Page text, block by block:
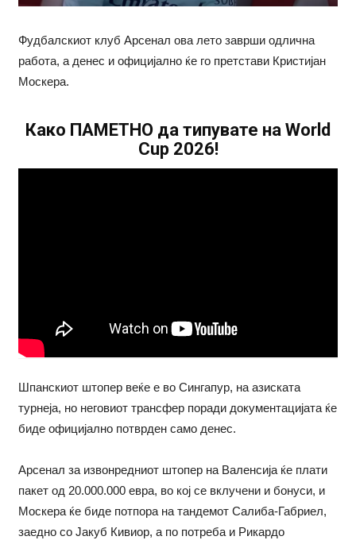
Фудбалскиот клуб Арсенал ова лето заврши одлична
работа, а денес и официјално ќе го претстави Кристијан
Москера.
Како ПАМЕТНО да типувате на World
Cup 2026!
Шпанскиот штопер веќе е во Сингапур, на азиската
турнеја, но неговиот трансфер поради документацијата ќе
биде официјално потврден само денес.
Арсенал за извонредниот штопер на Валенсија ќе плати
пакет од 20.000.000 евра, во кој се вклучени и бонуси, и
Москера ќе биде потпора на тандемот Салиба-Габриел,
заедно со Јакуб Кивиор, а по потреба и Рикардо